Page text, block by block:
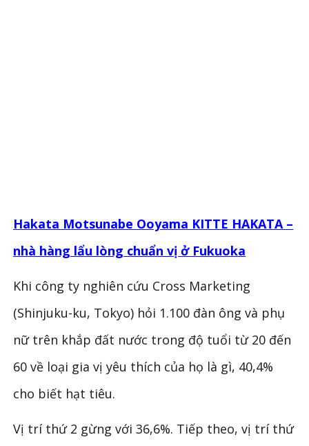
Hakata Motsunabe Ooyama KITTE HAKATA –
nhà hàng lẩu lòng chuẩn vị ở Fukuoka
Khi công ty nghiên cứu Cross Marketing
(Shinjuku-ku, Tokyo) hỏi 1.100 đàn ông và phụ
nữ trên khắp đất nước trong độ tuổi từ 20 đến
60 về loại gia vị yêu thích của họ là gì, 40,4%
cho biết hạt tiêu.
Vị trí thứ 2 gừng với 36,6%. Tiếp theo, vị trí thứ